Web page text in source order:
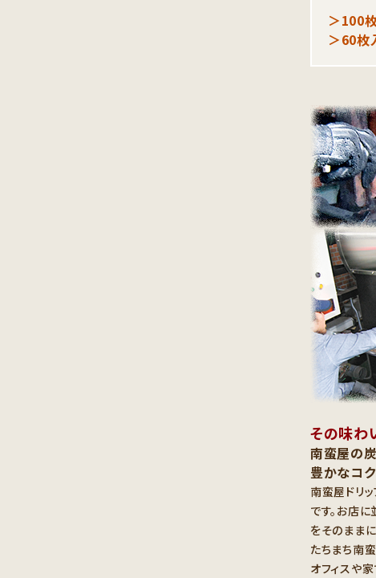
＞100
＞60枚
その味わ
南蛮屋の
豊かなコク
南蛮屋ドリ
です。お店
をそのまま
たちまち南
オフィスや